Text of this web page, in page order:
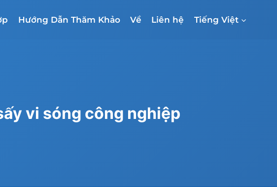
Hướng Dẫn Thăm Khảo Về Liên hệ Tiếng Việt
vi sóng công nghiệp